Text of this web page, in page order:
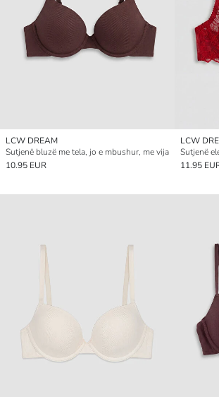
LCW DREAM
Sutjenë bluzë me tela, jo e mbushur, me vija
10.95 EUR
LCW
11.95